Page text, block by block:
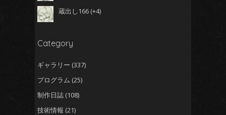
蔵出し166 +4
Category
ギャラリー (337)
プログラム (25)
制作日誌 (108)
技術情報 (21)